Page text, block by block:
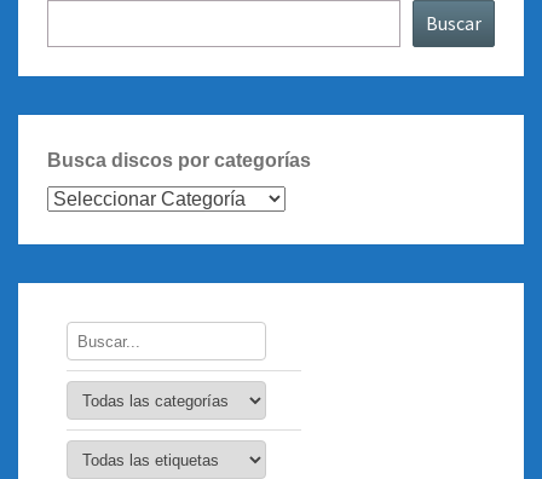
Buscar
Busca discos por categorías